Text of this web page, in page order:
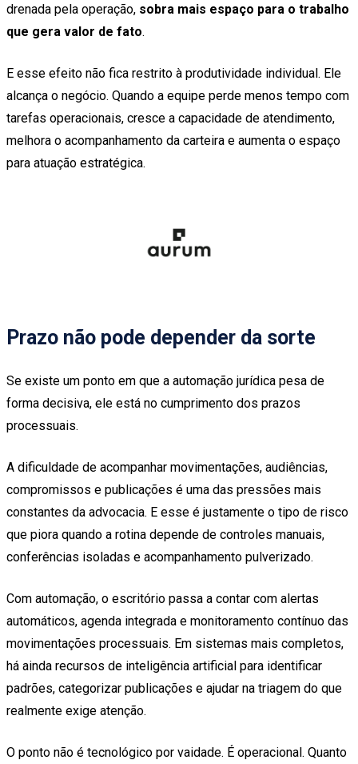
drenada pela operação, sobra mais espaço para o trabalho
que gera valor de fato.
E esse efeito não fica restrito à produtividade individual. Ele
alcança o negócio. Quando a equipe perde menos tempo com
tarefas operacionais, cresce a capacidade de atendimento,
melhora o acompanhamento da carteira e aumenta o espaço
para atuação estratégica.
Prazo não pode depender da sorte
Se existe um ponto em que a automação jurídica pesa de
forma decisiva, ele está no cumprimento dos prazos
processuais.
A dificuldade de acompanhar movimentações, audiências,
compromissos e publicações é uma das pressões mais
constantes da advocacia. E esse é justamente o tipo de risco
que piora quando a rotina depende de controles manuais,
conferências isoladas e acompanhamento pulverizado.
Com automação, o escritório passa a contar com alertas
automáticos, agenda integrada e monitoramento contínuo das
movimentações processuais. Em sistemas mais completos,
há ainda recursos de inteligência artificial para identificar
padrões, categorizar publicações e ajudar na triagem do que
realmente exige atenção.
O ponto não é tecnológico por vaidade. É operacional. Quanto